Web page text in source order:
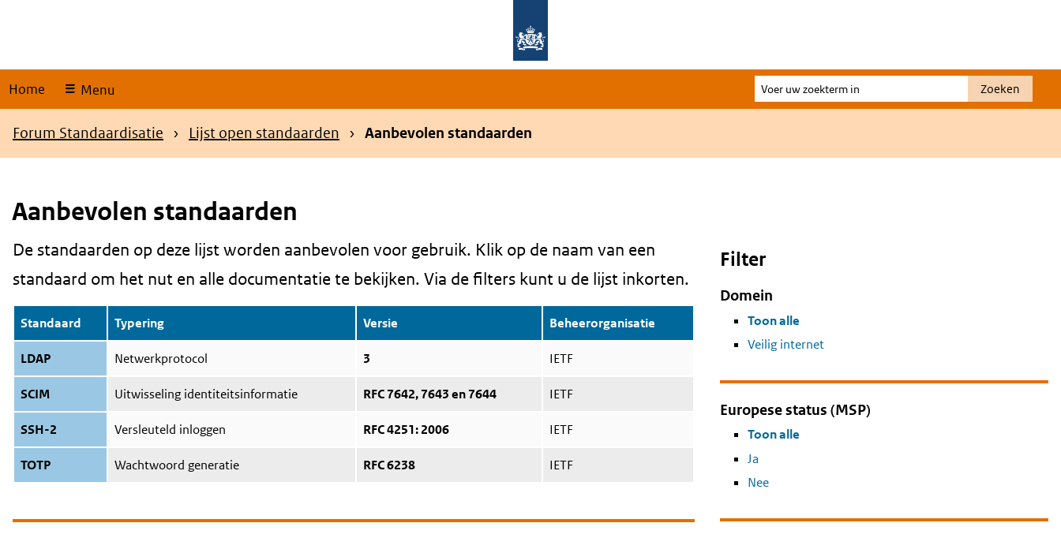
Home Menu
Voer
uw
Zoeken
Kruimelpad
Forum Standaardisatie Lijst open standaarden Aanbevolen standaarden
Aanbevolen standaarden
Content
De standaarden op deze lijst worden aanbevolen voor gebruik. Klik op de naam van een
standaard om het nut en alle documentatie te bekijken. Via de filters kunt u de lijst inkorten.
Standaard Typering Versie Beheerorganisatie
LDAP Netwerkprotocol 3 IETF
SCIM Uitwisseling identiteitsinformatie RFC 7642, 7643 en 7644 IETF
SSH-2 Versleuteld inloggen RFC 4251: 2006 IETF
TOTP Wachtwoord generatie RFC 6238 IETF
Filter
Domein
Toon alle
Veilig internet
Europese status (MSP)
Toon alle
Ja
Nee